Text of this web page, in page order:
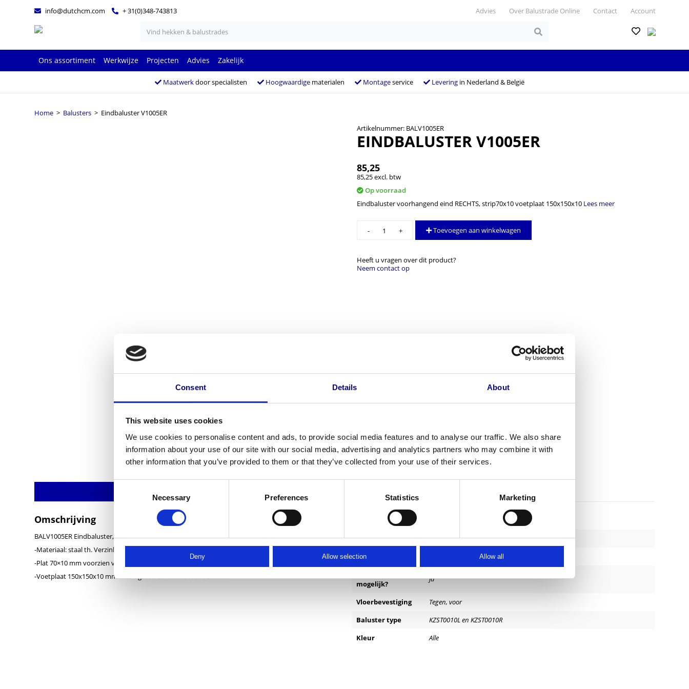
Consent Details About
This website uses cookies
We use cookies to personalise content and ads, to provide social media features and to analyse our traffic. We also share
information about your use of our site with our social media, advertising and analytics partners who may combine it with
other information that you’ve provided to them or that they’ve collected from your use of their services.
Necessary Preferences Statistics Marketing
Deny Allow selection Allow all
info@dutchcm.com + 31(0)348-743813 Advies Over Balustrade Online Contact Account
Ons assortiment Werkwijze Projecten Advies Zakelijk
Maatwerkdoor specialisten Hoogwaardigematerialen Montageservice Leveringin Nederland & België
Home > Balusters > Eindbaluster V1005ER
Artikelnummer: BALV1005ER
EINDBALUSTER V1005ER
85,25
85,25 excl. btw
Op voorraad
Eindbaluster voorhangend eind RECHTS, strip70x10 voetplaat 150x150x10 Lees meer
Eindbaluster
Toevoegen aan winkelwagen
Heeft u vragen over dit product?
Neem contact op
Aanvullende informatie
Omschrijving
BALV1005ER Eindbaluster, voorhangend RECHTS
-Materiaal: staal th. Verzinkt
-Plat 70×10 mm voorzien van 2 gaten 10×20 mm, lengte 1200 mm
-Voetplaat 150x150x10 mm met 4 gaten Ø14 mm steek 120 mm
Specificaties
Positie balusters
frans balkon
Separate handregel
mogelijk?
ja
Vloerbevestiging
Tegen, voor
Baluster type
KZST0010L en KZST0010R
Kleur
Alle